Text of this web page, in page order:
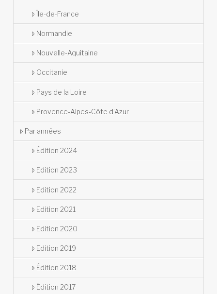
Île-de-France
Normandie
Nouvelle-Aquitaine
Occitanie
Pays de la Loire
Provence-Alpes-Côte d’Azur
Par années
Édition 2024
Edition 2023
Edition 2022
Edition 2021
Edition 2020
Edition 2019
Édition 2018
Édition 2017